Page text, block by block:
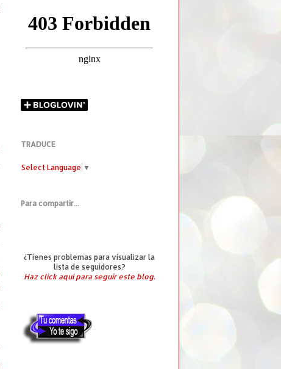
TRADUCE
Select Language ▼
Para compartir...
¿Tienes problemas para visualizar la
lista de seguidores?
Haz click aquí para seguir este blog.